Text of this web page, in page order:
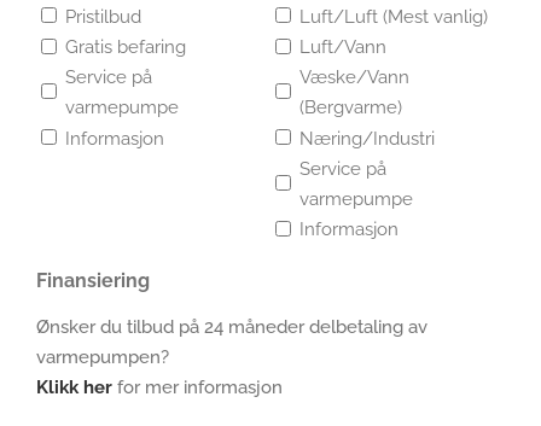
Pristilbud
Gratis befaring
Service på
varmepumpe
Informasjon
Luft/Luft (Mest vanlig)
Luft/Vann
Væske/Vann
(Bergvarme)
Næring/Industri
Service på
varmepumpe
Informasjon
Finansiering
Ønsker du tilbud på 24 måneder delbetaling av
varmepumpen?
Klikk her for mer informasjon